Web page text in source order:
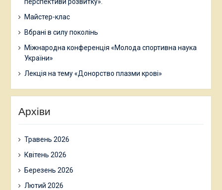
Майстер-клас
Вбрані в силу поколінь
Міжнародна конференція «Молода спортивна наука
України»
Лекція на тему «Донорство плазми крові»
Архіви
Травень 2026
Квітень 2026
Березень 2026
Лютий 2026